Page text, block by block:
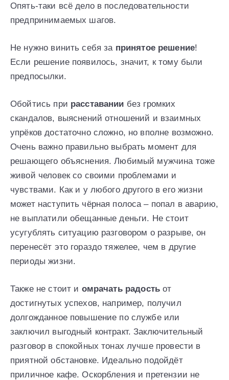
Опять-таки всё дело в последовательности
предпринимаемых шагов.
Не нужно винить себя за принятое решение!
Если решение появилось, значит, к тому были
предпосылки.
Обойтись при расставании без громких
скандалов, выяснений отношений и взаимных
упрёков достаточно сложно, но вполне возможно.
Очень важно правильно выбрать момент для
решающего объяснения. Любимый мужчина тоже
живой человек со своими проблемами и
чувствами. Как и у любого другого в его жизни
может наступить чёрная полоса – попал в аварию,
не выплатили обещанные деньги. Не стоит
усугублять ситуацию разговором о разрыве, он
перенесёт это гораздо тяжелее, чем в другие
периоды жизни.
Также не стоит и омрачать радостьот
достигнутых успехов, например, получил
долгожданное повышение по службе или
заключил выгодный контракт. Заключительный
разговор в спокойных тонах лучше провести в
приятной обстановке. Идеально подойдёт
приличное кафе. Оскорбления и претензии не